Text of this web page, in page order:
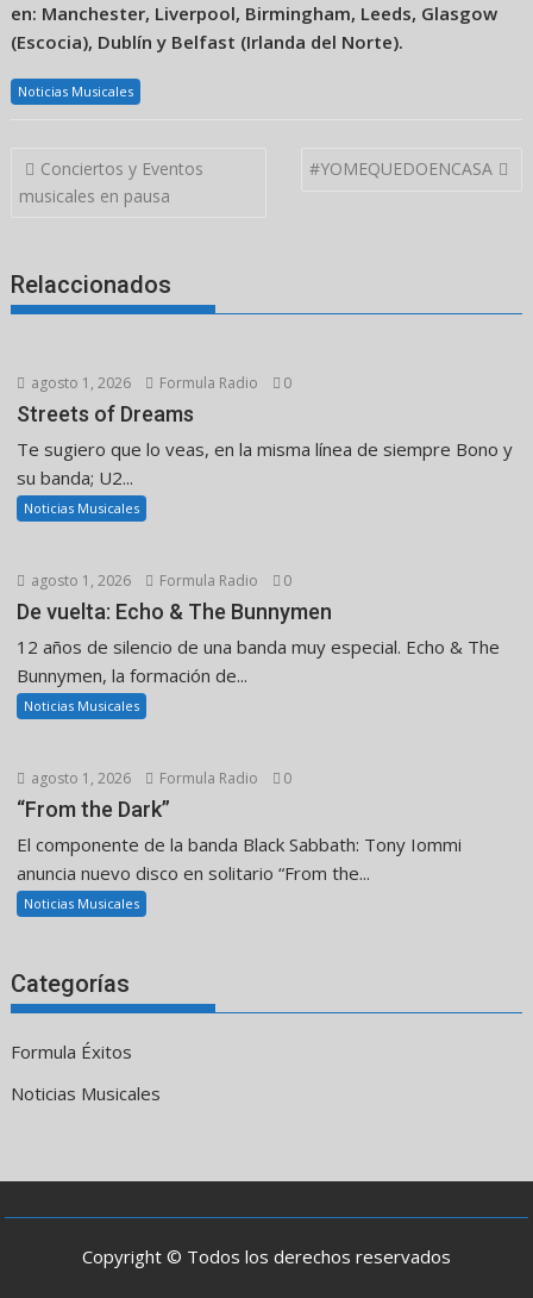
en: Manchester, Liverpool, Birmingham, Leeds, Glasgow
(Escocia), Dublín y Belfast (Irlanda del Norte).
Noticias Musicales
Navegación
de
Conciertos y Eventos
musicales en pausa
#YOMEQUEDOENCASA
Relaccionados
agosto 1, 2026 Formula Radio 0
Streets of Dreams
Te sugiero que lo veas, en la misma línea de siempre Bono y
su banda; U2...
Noticias Musicales
agosto 1, 2026 Formula Radio 0
De vuelta: Echo & The Bunnymen
12 años de silencio de una banda muy especial. Echo & The
Bunnymen, la formación de...
Noticias Musicales
agosto 1, 2026 Formula Radio 0
“From the Dark”
El componente de la banda Black Sabbath: Tony Iommi
anuncia nuevo disco en solitario “From the...
Noticias Musicales
Categorías
Formula Éxitos
Noticias Musicales
Copyright © Todos los derechos reservados